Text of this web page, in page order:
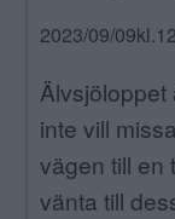
2023/09/
Älvsjöloppet
inte vill
vägen till en
vänta till